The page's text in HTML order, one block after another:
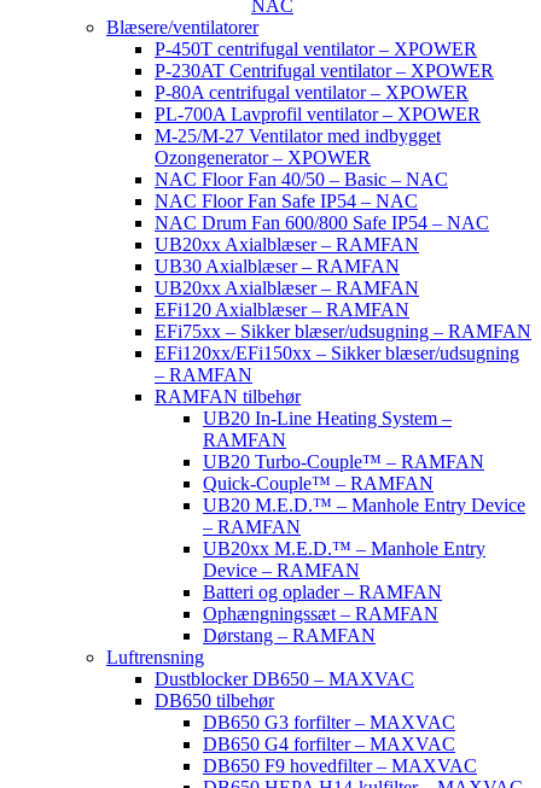
NAC
Blæsere/ventilatorer
P-450T centrifugal ventilator – XPOWER
P-230AT Centrifugal ventilator – XPOWER
P-80A centrifugal ventilator – XPOWER
PL-700A Lavprofil ventilator – XPOWER
M-25/M-27 Ventilator med indbygget
Ozongenerator – XPOWER
NAC Floor Fan 40/50 – Basic – NAC
NAC Floor Fan Safe IP54 – NAC
NAC Drum Fan 600/800 Safe IP54 – NAC
UB20xx Axialblæser – RAMFAN
UB30 Axialblæser – RAMFAN
UB20xx Axialblæser – RAMFAN
EFi120 Axialblæser – RAMFAN
EFi75xx – Sikker blæser/udsugning – RAMFAN
EFi120xx/EFi150xx – Sikker blæser/udsugning
– RAMFAN
RAMFAN tilbehør
UB20 In-Line Heating System –
RAMFAN
UB20 Turbo-Couple™ – RAMFAN
Quick-Couple™ – RAMFAN
UB20 M.E.D.™ – Manhole Entry Device
– RAMFAN
UB20xx M.E.D.™ – Manhole Entry
Device – RAMFAN
Batteri og oplader – RAMFAN
Ophængningssæt – RAMFAN
Dørstang – RAMFAN
Luftrensning
Dustblocker DB650 – MAXVAC
DB650 tilbehør
DB650 G3 forfilter – MAXVAC
DB650 G4 forfilter – MAXVAC
DB650 F9 hovedfilter – MAXVAC